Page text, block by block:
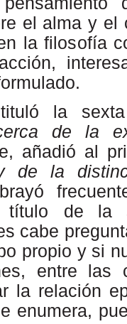
el alma y el
la filosofía
tituló la
de la
añadió al
de la
título
de
la
cabe
propio y si
entre
la relación
enumera,